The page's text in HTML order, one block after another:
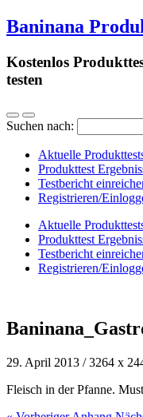
Baninana
Kostenlos
testen
Suchen nach:
Aktuelle
Produkttest
Testbericht
Registrieren/
Aktuelle
Produkttest
Testbericht
Registrieren/
29. April 2013 /3264 x
Fleisch in der Pfanne.